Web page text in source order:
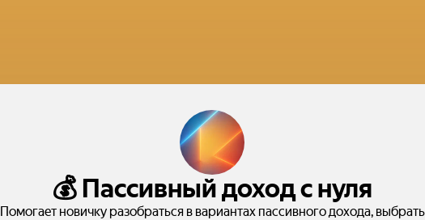
💰 Пассивный доход с нуля
Помогает новичку разобраться в вариантах пассивного дохода, выбрать